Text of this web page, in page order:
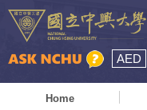
AED
Home